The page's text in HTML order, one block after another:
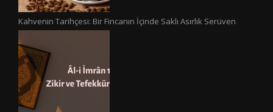
Kahvenin Tarihçesi: Bir Fincanın İçinde Saklı Asırlık Serüven